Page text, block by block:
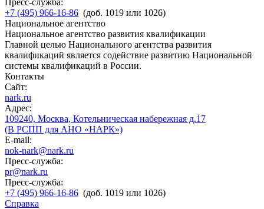
Пресс-служба:
+7 (495) 966-16-86 (доб. 1019 или 1026)
Национальное агентство
Национальное агентство развития квалификации
Главной целью Национального агентства развития
квалификаций является содействие развитию Национальной
системы квалификаций в России.
Контакты
Сайт:
nark.ru
Адрес:
109240, Москва, Котельническая набережная д.17
(В РСПП для АНО «НАРК»)
E-mail:
nok-nark@nark.ru
Пресс-служба:
pr@nark.ru
Пресс-служба:
+7 (495) 966-16-86 (доб. 1019 или 1026)
Справка